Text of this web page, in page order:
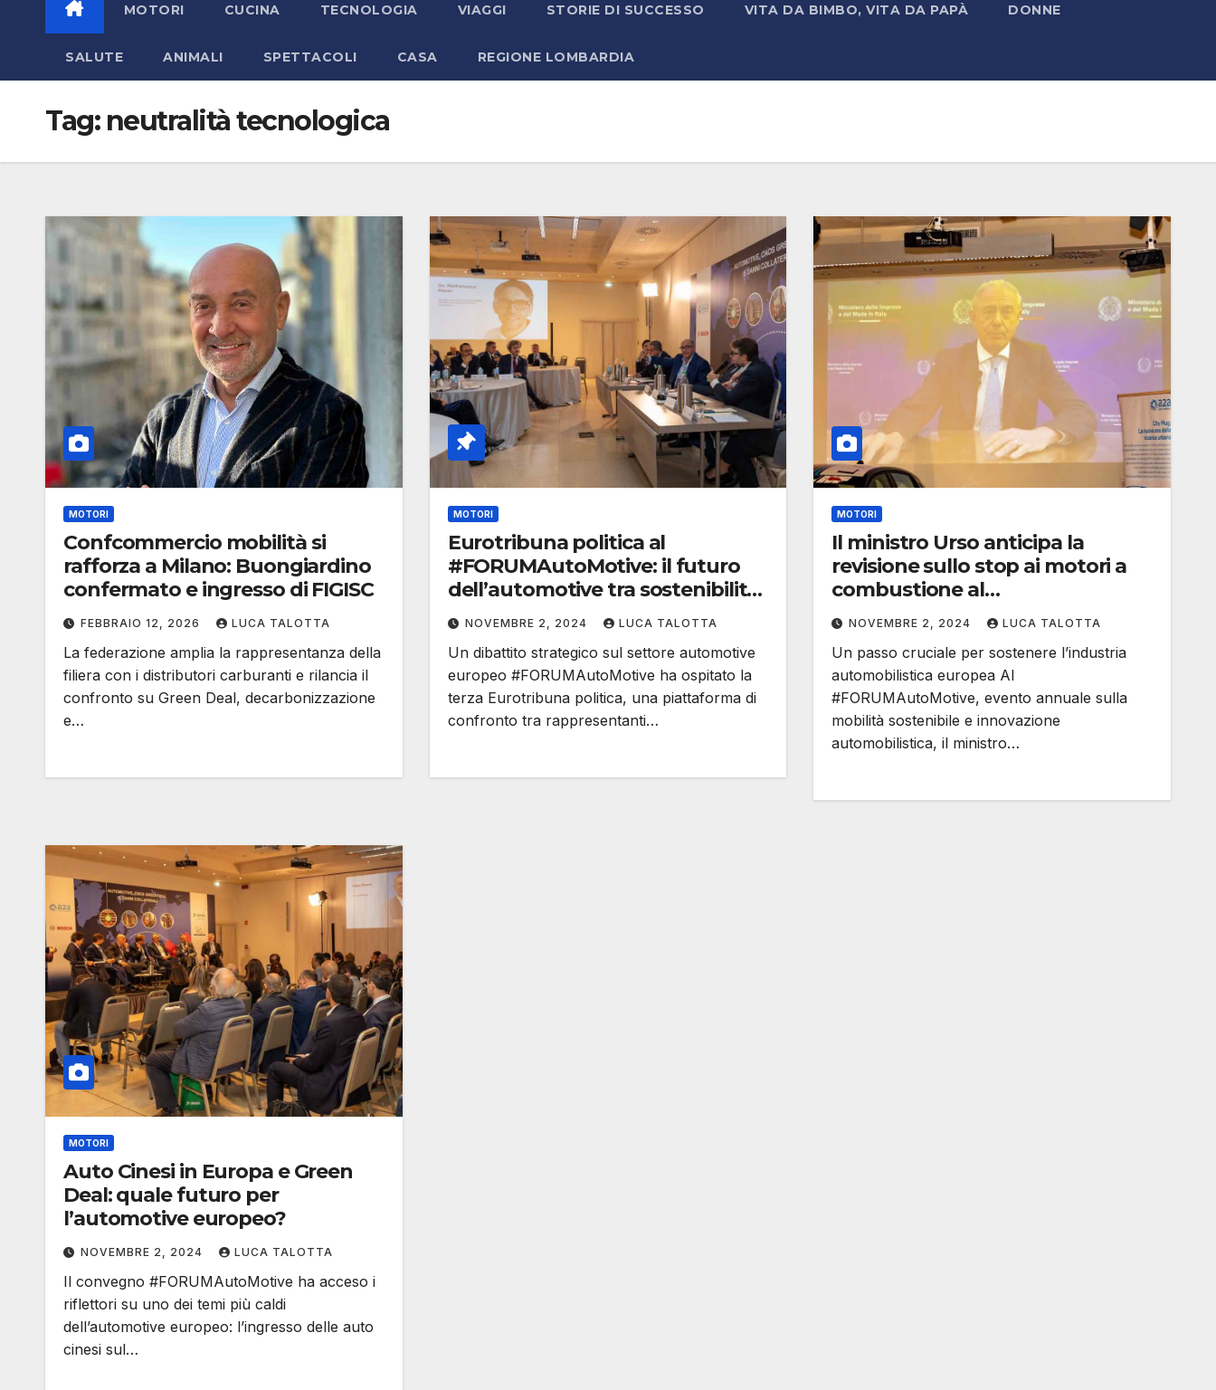
MOTORI CUCINA TECNOLOGIA VIAGGI STORIE DI SUCCESSO VITA DA BIMBO, VITA DA PAPÀ DONNE
SALUTE ANIMALI SPETTACOLI CASA REGIONE LOMBARDIA
Tag: neutralità tecnologica
MOTORI
Confcommercio mobilità si
rafforza a Milano: Buongiardino
confermato e ingresso di FIGISC
FEBBRAIO 12, 2026 LUCA TALOTTA
La federazione amplia la rappresentanza della
filiera con i distributori carburanti e rilancia il
confronto su Green Deal, decarbonizzazione
e…
MOTORI
Eurotribuna politica al
#FORUMAutoMotive: il futuro
dell’automotive tra sostenibilità
e industria
NOVEMBRE 2, 2024 LUCA TALOTTA
Un dibattito strategico sul settore automotive
europeo #FORUMAutoMotive ha ospitato la
terza Eurotribuna politica, una piattaforma di
confronto tra rappresentanti…
MOTORI
Il ministro Urso anticipa la
revisione sullo stop ai motori a
combustione al
#FORUMAutoMotive
NOVEMBRE 2, 2024 LUCA TALOTTA
Un passo cruciale per sostenere l’industria
automobilistica europea Al
#FORUMAutoMotive, evento annuale sulla
mobilità sostenibile e innovazione
automobilistica, il ministro…
MOTORI
Auto Cinesi in Europa e Green
Deal: quale futuro per
l’automotive europeo?
NOVEMBRE 2, 2024 LUCA TALOTTA
Il convegno #FORUMAutoMotive ha acceso i
riflettori su uno dei temi più caldi
dell’automotive europeo: l’ingresso delle auto
cinesi sul…